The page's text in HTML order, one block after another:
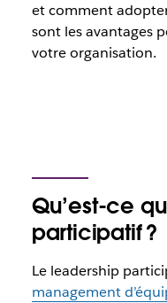
et comment
sont les avantages
votre organisation.
Qu’est-ce
participatif ?
Le leadership
management